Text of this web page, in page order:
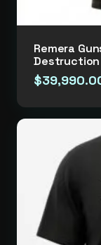
Remera
Destruction
$